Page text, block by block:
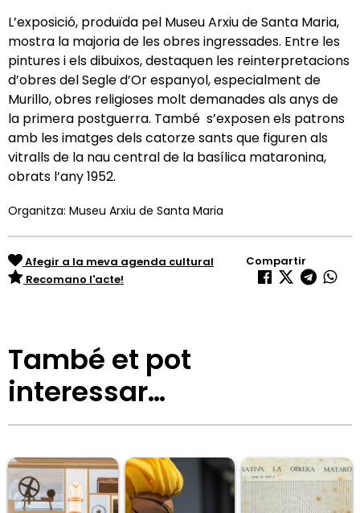
L’exposició, produïda pel Museu Arxiu de Santa Maria,
mostra la majoria de les obres ingressades. Entre les
pintures i els dibuixos, destaquen les reinterpretacions
d’obres del Segle d’Or espanyol, especialment de
Murillo, obres religioses molt demanades als anys de
la primera postguerra. També s’exposen els patrons
amb les imatges dels catorze sants que figuren als
vitralls de la nau central de la basílica mataronina,
obrats l’any 1952.
Organitza: Museu Arxiu de Santa Maria
Afegir a la meva agenda cultural
Recomano l'acte!
Compartir
També et pot
interessar…